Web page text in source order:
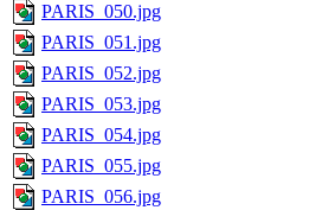
PARIS_050.jpg
PARIS_051.jpg
PARIS_052.jpg
PARIS_053.jpg
PARIS_054.jpg
PARIS_055.jpg
PARIS_056.jpg